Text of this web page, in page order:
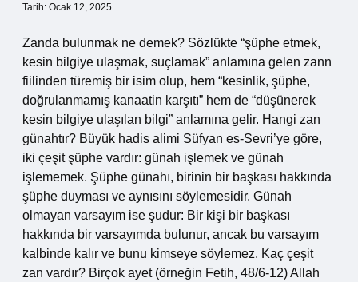
Tarih: Ocak 12, 2025
Zanda bulunmak ne demek? Sözlükte “şüphe etmek,
kesin bilgiye ulaşmak, suçlamak” anlamına gelen zann
fiilinden türemiş bir isim olup, hem “kesinlik, şüphe,
doğrulanmamış kanaatin karşıtı” hem de “düşünerek
kesin bilgiye ulaşılan bilgi” anlamına gelir. Hangi zan
günahtır? Büyük hadis alimi Süfyan es-Sevri’ye göre,
iki çeşit şüphe vardır: günah işlemek ve günah
işlememek. Şüphe günahı, birinin bir başkası hakkında
şüphe duyması ve aynısını söylemesidir. Günah
olmayan varsayım ise şudur: Bir kişi bir başkası
hakkında bir varsayımda bulunur, ancak bu varsayım
kalbinde kalır ve bunu kimseye söylemez. Kaç çeşit
zan vardır? Birçok ayet (örneğin Fetih, 48/6-12) Allah